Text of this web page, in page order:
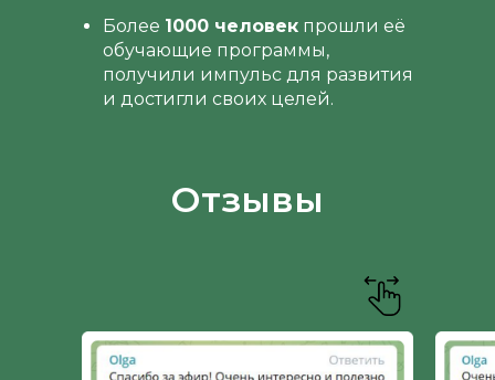
Более 1000 человек прошли её
обучающие программы,
получили импульс для развития
и достигли своих целей.
Отзывы